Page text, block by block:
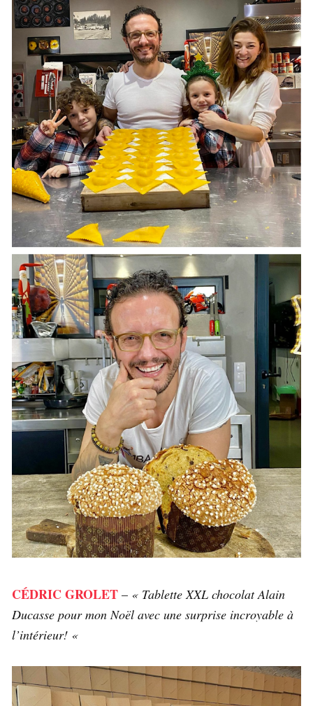
CÉDRIC GROLET – « Tablette XXL chocolat Alain
Ducasse pour mon Noël avec une surprise incroyable à
l’intérieur! «